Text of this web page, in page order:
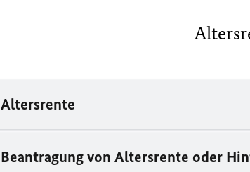
Altersrente
Beantragung von Altersrente oder